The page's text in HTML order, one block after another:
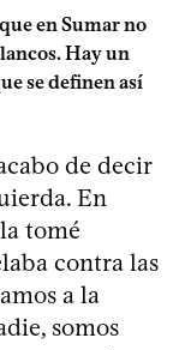
en Sumar no
Hay un
se definen así
de decir
En
tomé
contra las
a la
somos